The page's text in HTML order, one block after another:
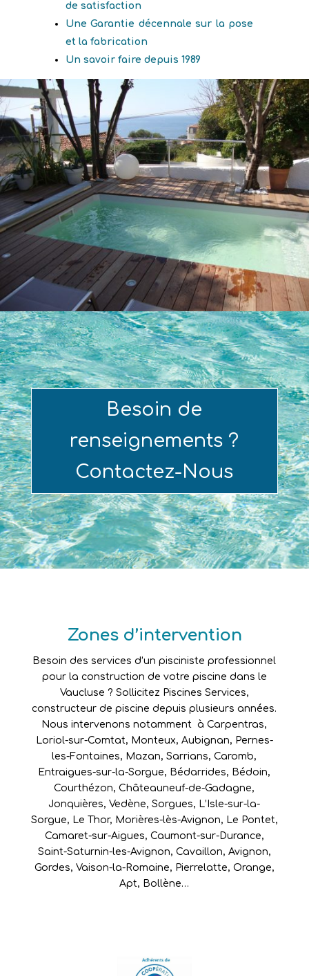
de satisfaction
Une Garantie décennale sur la pose
et la fabrication
Un savoir faire depuis 1989
Besoin de
renseignements ?
Contactez-Nous
Zones d’intervention
Besoin des services d’un pisciniste professionnel
pour la construction de votre piscine dans le
Vaucluse ? Sollicitez Piscines Services,
constructeur de piscine depuis plusieurs années.
Nous intervenons notamment àCarpentras,
Loriol-sur-Comtat, Monteux, Aubignan, Pernes-
les-Fontaines, Mazan,Sarrians,Caromb,
Entraigues-sur-la-Sorgue, Bédarrides, Bédoin,
Courthézon,Châteauneuf-de-Gadagne,
Jonquières,Vedène,Sorgues, L’Isle-sur-la-
Sorgue, Le Thor, Morières-lès-Avignon, Le Pontet,
Camaret-sur-Aigues, Caumont-sur-Durance,
Saint-Saturnin-les-Avignon, Cavaillon, Avignon,
Gordes, Vaison-la-Romaine, Pierrelatte, Orange,
Apt, Bollène…